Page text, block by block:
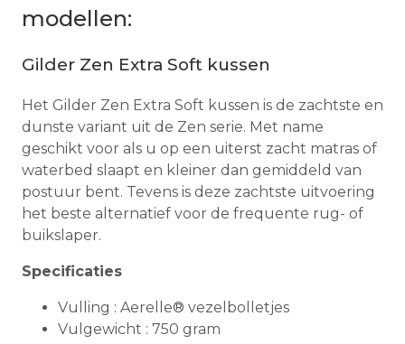
modellen:
Gilder Zen Extra Soft kussen
Het Gilder Zen Extra Soft kussen is de zachtste en
dunste variant uit de Zen serie. Met name
geschikt voor als u op een uiterst zacht matras of
waterbed slaapt en kleiner dan gemiddeld van
postuur bent. Tevens is deze zachtste uitvoering
het beste alternatief voor de frequente rug- of
buikslaper.
Specificaties
Vulling : Aerelle® vezelbolletjes
Vulgewicht : 750 gram